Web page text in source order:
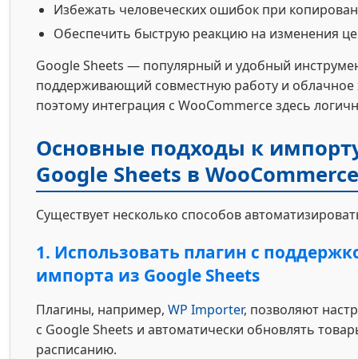
Избежать человеческих ошибок при
Обеспечить быструю реакцию на изменения
Google Sheets — популярный и удобный
поддерживающий совместную работу и облачное
поэтому интеграция с WooCommerce здесь
Основные подходы к
Google Sheets в WooCommerce
Существует несколько способов
1. Использовать плагин с
импорта из Google Sheets
Плагины, например, WP Importer, позволяют
с Google Sheets и автоматически обновлять
расписанию.